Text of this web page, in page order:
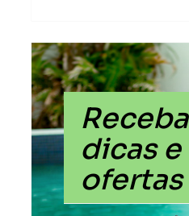
Receba
dicas e
ofertas